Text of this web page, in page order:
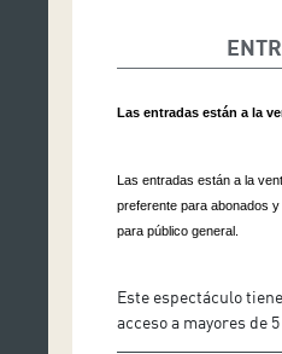
Las entradas están a la
Las entradas están a la
preferente para abonados
para público general.
Este espectáculo
acceso a mayores de 5